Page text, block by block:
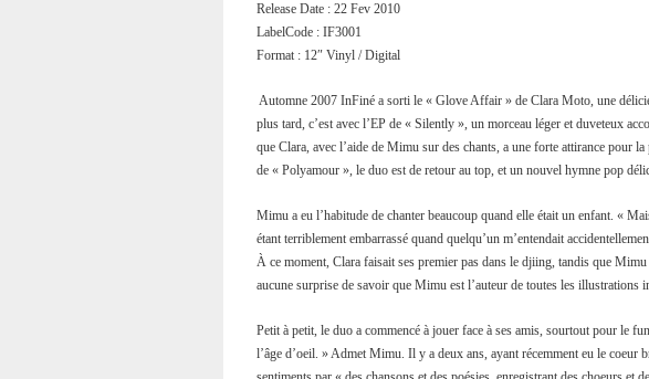
Release Date : 22 Fev 2010
LabelCode : IF3001
Format : 12″ Vinyl / Digital
Automne 2007 InFiné a sorti le « Glove Affair » de Clara Moto, une
plus tard, c’est avec l’EP de « Silently », un morceau léger et duveteux
que Clara, avec l’aide de Mimu sur des chants, a une forte attirance pour
de « Polyamour », le duo est de retour au top, et un nouvel hymne pop
Mimu a eu l’habitude de chanter beaucoup quand elle était un enfant. «
étant terriblement embarrassé quand quelqu’un m’entendait
À ce moment, Clara faisait ses premier pas dans le djiing, tandis que
aucune surprise de savoir que Mimu est l’auteur de toutes les illustrations
Petit à petit, le duo a commencé à jouer face à ses amis, sourtout pour le
l’âge d’oeil. » Admet Mimu. Il y a deux ans, ayant récemment eu le coeur